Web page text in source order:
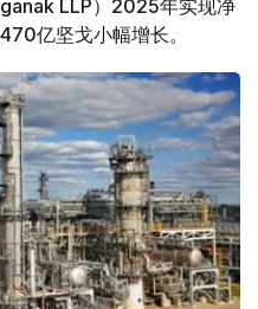
LLP）2025年实现净
亿坚戈小幅增长。